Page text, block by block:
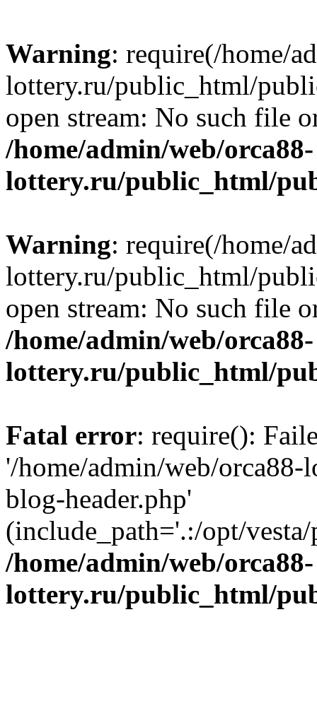
Warning: require(/home/
lottery.ru/public_html/
open stream: No such file
/home/admin/web/orca88-
lottery.ru/public_html/
Warning: require(/home/
lottery.ru/public_html/
open stream: No such file
/home/admin/web/orca88-
lottery.ru/public_html/
Fatal error: require():
'/home/admin/web/
blog-header.php'
(include_path='.:/opt/
/home/admin/web/orca88-
lottery.ru/public_html/